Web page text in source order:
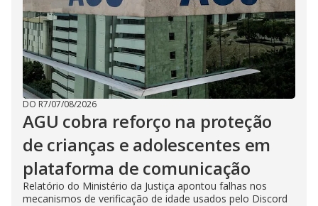
DO R7/07/08/2026
AGU cobra reforço na proteção
de crianças e adolescentes em
plataforma de comunicação
Relatório do Ministério da Justiça apontou falhas nos
mecanismos de verificação de idade usados pelo Discord